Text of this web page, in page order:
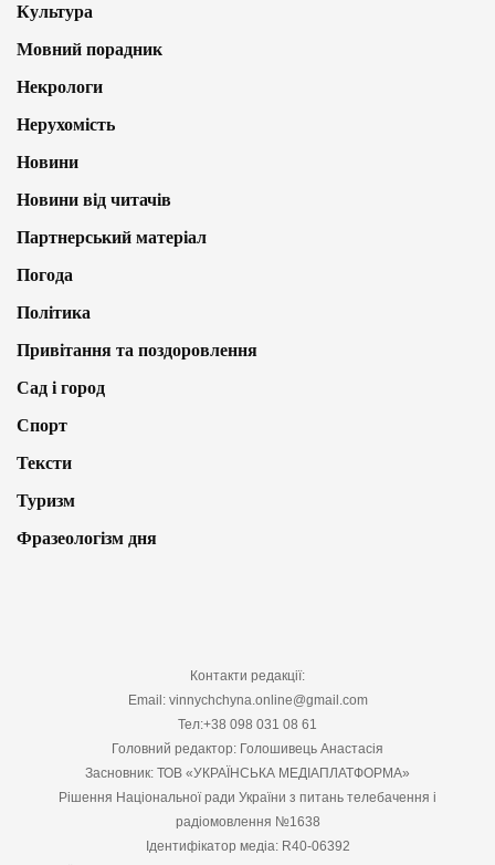
Культура
Мовний порадник
Некрологи
Нерухомість
Новини
Новини від читачів
Партнерський матеріал
Погода
Політика
Привітання та поздоровлення
Сад і город
Спорт
Тексти
Туризм
Фразеологізм дня
Контакти редакції:
Email: vinnychchyna.online@gmail.com
Тел:+38 098 031 08 61
Головний редактор: Голошивець Анастасія
Засновник: ТОВ «УКРАЇНСЬКА МЕДІАПЛАТФОРМА»
Рішення Національної ради України з питань телебачення і
радіомовлення №1638
Ідентифікатор медіа: R40-06392